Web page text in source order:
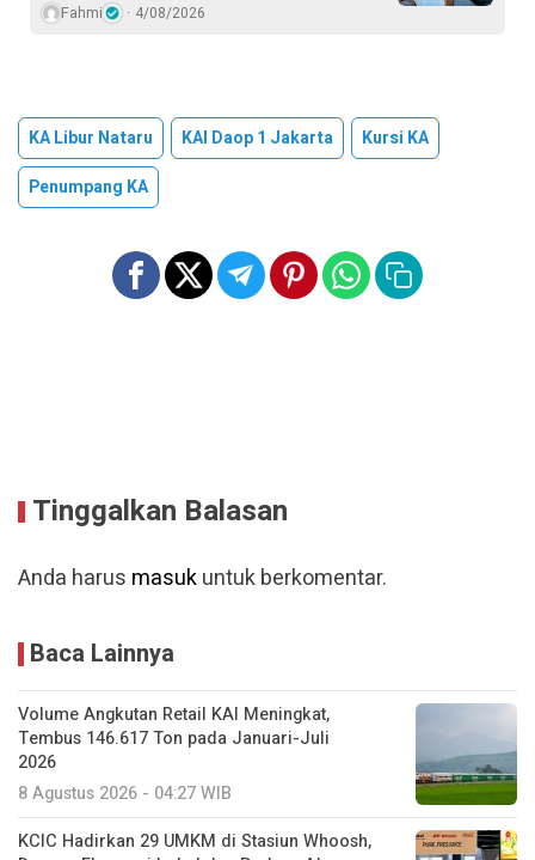
Fahmi 4/08/2026
KA Libur Nataru KAI Daop 1 Jakarta
Kursi KA
Penumpang KA
Tembus 146.617 Ton pada Januari-Juli
2026
8 Agustus 2026 - 04:27 WIB
KCIC Hadirkan 29 UMKM di Stasiun Whoosh,
Dorong Ekonomi Lokal dan Perluas Akses
Pasar
7 Agustus 2026 - 19:21 WIB